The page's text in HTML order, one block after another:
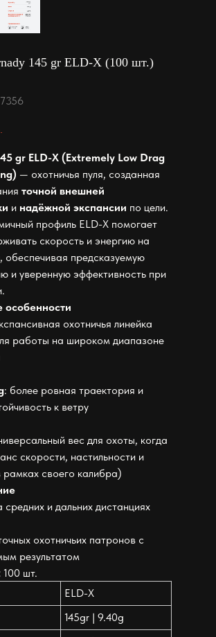
145 gr ELD-X (100 шт.)
gr ELD-X (Extremely Low Drag
— охотничья пуля, созданная
точной внешней
и надёжной экспансии по цели.
профиль ELD-X помогает
скорость и энергию на
обеспечивая предсказуемую
и уверенную эффективность при
охотничья линейка
работы на широком диапазоне
: более ровная траектория и
к ветру
вес для охоты, когда
скорости, настильности и
рамках своего калибра)
и дальних дистанциях
охотничьих патронов с
результатом
100 шт.
ELD-X
145gr | 9.40g